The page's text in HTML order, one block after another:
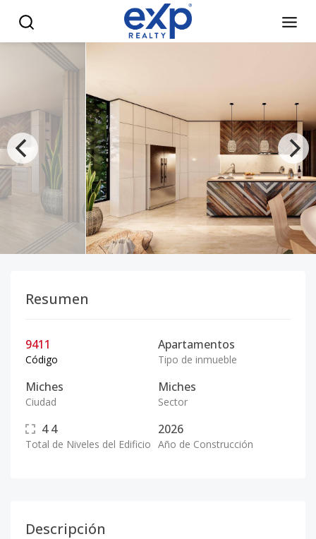
Resumen
9411
Código
Apartamentos
Tipo de inmueble
Miches
Ciudad
Miches
Sector
4 4
Total de Niveles del Edificio
2026
Año de Construcción
Descripción
Venta de proyecto de apartamentos de 1, 2 y 3